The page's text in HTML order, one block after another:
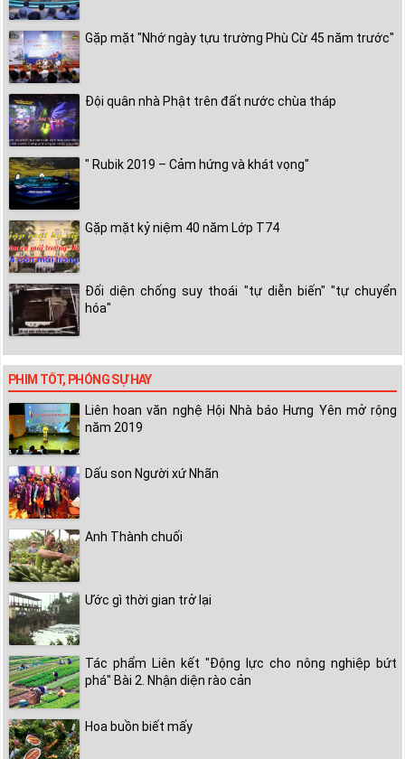
Gặp mặt "Nhớ ngày tựu trường Phù Cừ 45 năm trước"
Đội quân nhà Phật trên đất nước chùa tháp
" Rubik 2019 – Cảm hứng và khát vọng"
Gặp mặt kỷ niệm 40 năm Lớp T74
Đối diện chống suy thoái "tự diễn biến" "tự chuyển
hóa"
PHIM TỐT, PHÓNG SỰ HAY
Liên hoan văn nghệ Hội Nhà báo Hưng Yên mở rộng
năm 2019
Dấu son Người xứ Nhãn
Anh Thành chuối
Ước gì thời gian trở lại
Tác phẩm Liên kết "Động lực cho nông nghiệp bứt
phá" Bài 2. Nhận diện rào cản
Hoa buồn biết mấy